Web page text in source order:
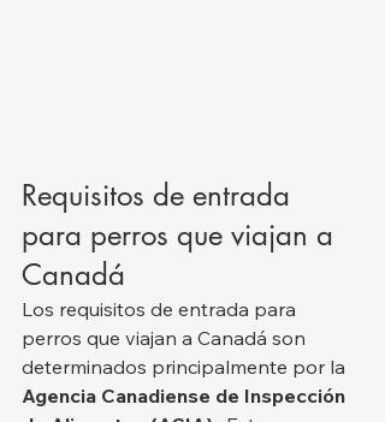
Requisitos de entrada
para perros que viajan a
Canadá
Los requisitos de entrada para
perros que viajan a Canadá son
determinados principalmente por la
Agencia Canadiense de Inspección